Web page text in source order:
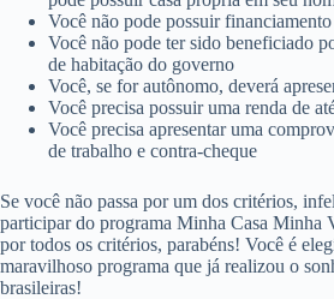
Você não pode possuir
Você não pode ter sido beneficiado
de habitação do governo
Você, se for autônomo, deverá
Você precisa possuir uma renda de
Você precisa apresentar uma
de trabalho e contra-cheque
Se você não passa por um dos critérios,
participar do programa Minha Casa Minha
por todos os critérios, parabéns! Você é
maravilhoso programa que já realizou o
brasileiras!